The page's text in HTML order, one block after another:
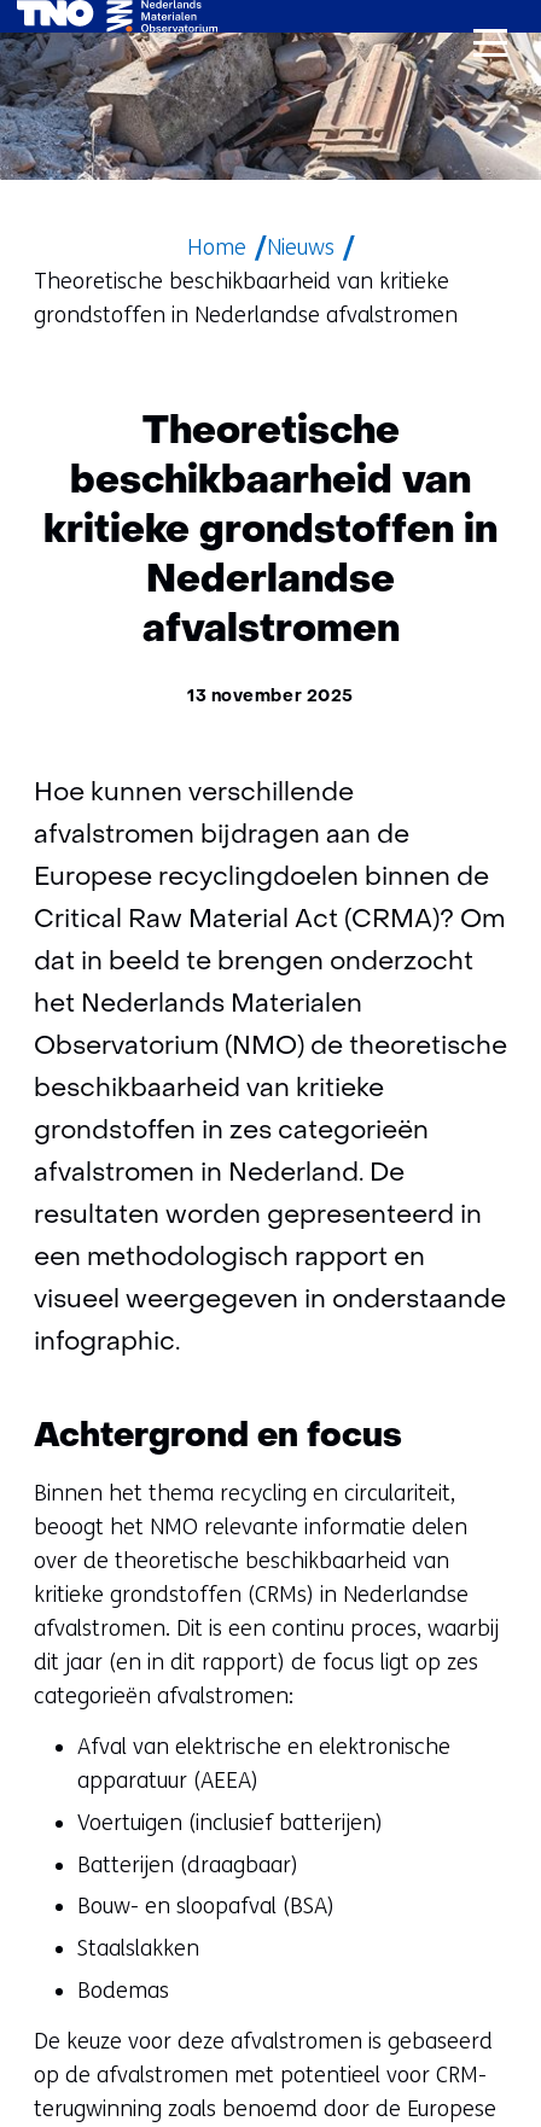
Ga
naar
de
inhoud
Home
Nieuws
Theoretische beschikbaarheid van kritieke
grondstoffen in Nederlandse afvalstromen
Theoretische
beschikbaarheid van
kritieke grondstoffen in
Nederlandse
afvalstromen
13 november 2025
Hoe kunnen verschillende
afvalstromen bijdragen aan de
Europese recyclingdoelen binnen de
Critical Raw Material Act (CRMA)? Om
dat in beeld te brengen onderzocht
het Nederlands Materialen
Observatorium (NMO) de theoretische
beschikbaarheid van kritieke
grondstoffen in zes categorieën
afvalstromen in Nederland. De
resultaten worden gepresenteerd in
een methodologisch rapport en
visueel weergegeven in onderstaande
infographic.
Achtergrond en focus
Binnen het thema recycling en circulariteit,
beoogt het NMO relevante informatie delen
over de theoretische beschikbaarheid van
kritieke grondstoffen (CRMs) in Nederlandse
afvalstromen. Dit is een continu proces, waarbij
dit jaar (en in dit rapport) de focus ligt op zes
categorieën afvalstromen:
Afval van elektrische en elektronische
apparatuur (AEEA)
Voertuigen (inclusief batterijen)
Batterijen (draagbaar)
Bouw- en sloopafval (BSA)
Staalslakken
Bodemas
De keuze voor deze afvalstromen is gebaseerd
op de afvalstromen met potentieel voor CRM-
terugwinning zoals benoemd door de Europese